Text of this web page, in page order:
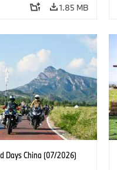
1.85 MB
Days China (07/2026)